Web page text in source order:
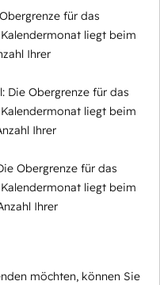
für das
liegt beim
Ihrer
Die Obergrenze für das
liegt beim
Ihrer
Obergrenze für das
liegt beim
Ihrer
möchten, können Sie